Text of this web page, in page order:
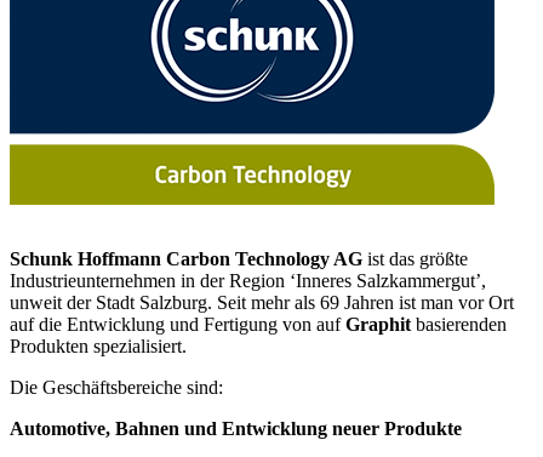
Schunk Hoffmann Carbon Technology AG ist das größte
Industrieunternehmen in der Region ‘Inneres Salzkammergut’,
unweit der Stadt Salzburg. Seit mehr als 69 Jahren ist man vor Ort
auf die Entwicklung und Fertigung von aufGraphit basierenden
Produkten spezialisiert.
Die Geschäftsbereiche sind:
Automotive, Bahnen und Entwicklung neuer Produkte